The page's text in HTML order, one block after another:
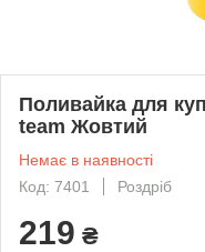
Поливайка для
team Жовтий
Немає в наявності
Код: 7401
Роздріб
219 ₴